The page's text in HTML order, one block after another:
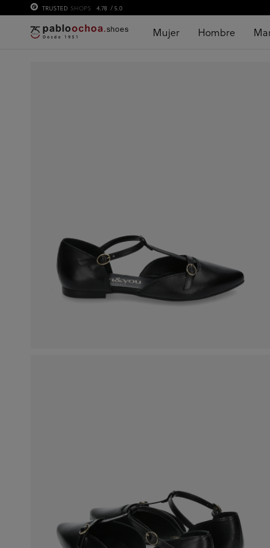
TRUSTED SHOPS 4.78 / 5.0
Mujer Hombre